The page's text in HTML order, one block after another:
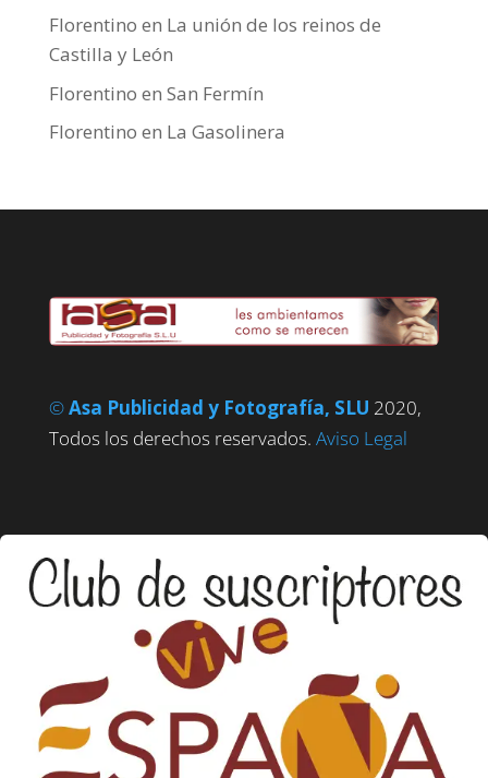
Florentino en La unión de los reinos de
Castilla y León
Florentino en San Fermín
Florentino en La Gasolinera
©Asa Publicidad y Fotografía, SLU 2020,
Todos los derechos reservados. Aviso Legal